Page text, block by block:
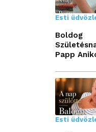
Esti
Boldog
Papp
Esti